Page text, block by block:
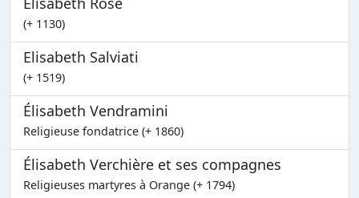
(+ 1130)
Elisabeth Salviati
(+ 1519)
Élisabeth Vendramini
Religieuse fondatrice (+ 1860)
Élisabeth Verchière et ses compagnes
Religieuses martyres à Orange (+ 1794)